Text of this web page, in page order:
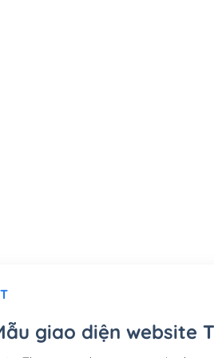
giao diện website